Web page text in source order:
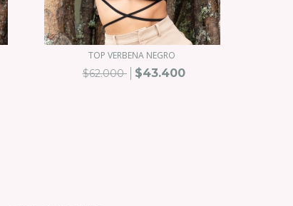
TOP VERBENA NEGRO
$62.000 $43.400